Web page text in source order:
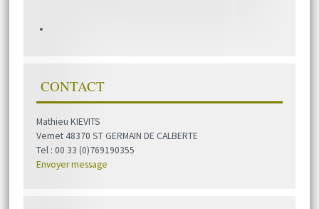
CONTACT
Mathieu KIEVITS
Vernet 48370 ST GERMAIN DE CALBERTE
Tel : 00 33 (0)769190355
Envoyer message